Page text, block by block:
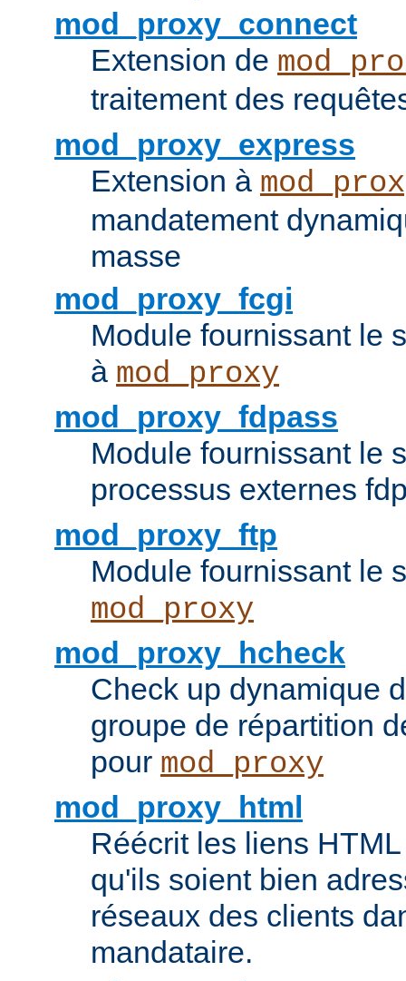
mod_proxy_connect
Extension de
traitement des
mod_proxy_express
Extension à
mandatement
masse
mod_proxy_fcgi
Module fournissant le
à mod_proxy
mod_proxy_fdpass
Module fournissant le
processus externes
mod_proxy_ftp
Module fournissant le
mod_proxy
mod_proxy_hcheck
Check up dynamique
groupe de répartition
pour mod_proxy
mod_proxy_html
Réécrit les liens
qu'ils soient bien
réseaux des clients
mandataire.